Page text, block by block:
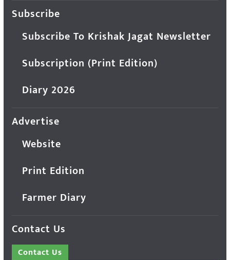
Subscribe
Subscribe To Krishak Jagat Newsletter
Subscription (Print Edition)
Diary 2026
Advertise
Website
Print Edition
Farmer Diary
Contact Us
Contact Us